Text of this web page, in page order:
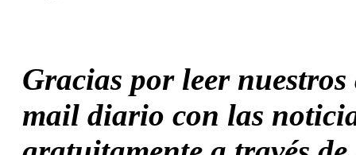
Gracias por leer
mail diario con las